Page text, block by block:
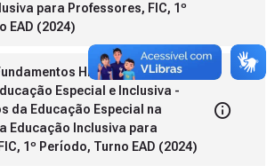
para Professores, FIC, 1º
EAD (2024)
Históricos e
Especial e Inclusiva -
da Educação Especial na
Educação Inclusiva para
1º Período, Turno EAD (2024)